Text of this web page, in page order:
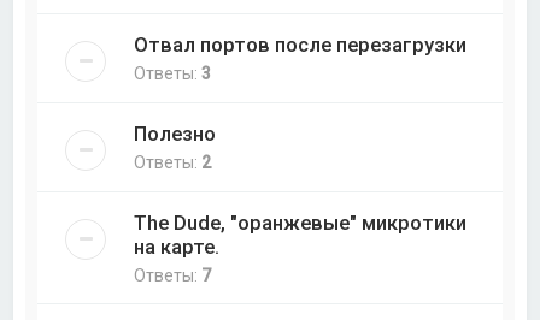
Отвал портов после перезагрузки
Ответы:3
Полезно
Ответы: 2
The Dude, "оранжевые" микротики
на карте.
Ответы: 7